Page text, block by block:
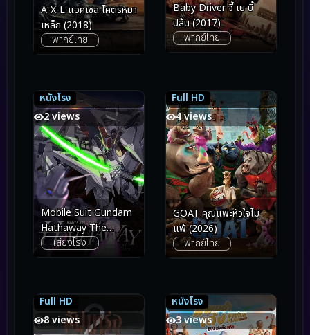
A-X-L แอคเซล โคตรหมา
เหล็ก (2018)
พากย์ไทย
Baby Driver จี้ เบ บี้
ปล้น (2017)
พากย์ไทย
หนังโรง
5.7
2 views
5.7
Mobile Suit Gundam
Hathaway The
Sorcery of Nymph
Circe โมบิลสูท กันดั้ม ฮา
เสียงโรง
Full HD
7.9
4 views
7.9
GOAT คุณแพะหัวใจไม่
แพ้ (2026)
พากย์ไทย
Full HD
7.2
8 views
7.2 หนังโรง
3.7
3 views
3.7